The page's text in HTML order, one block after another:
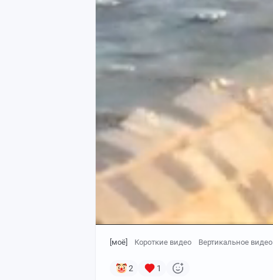
[моё] Короткие видео Вертикальное видео
2 1